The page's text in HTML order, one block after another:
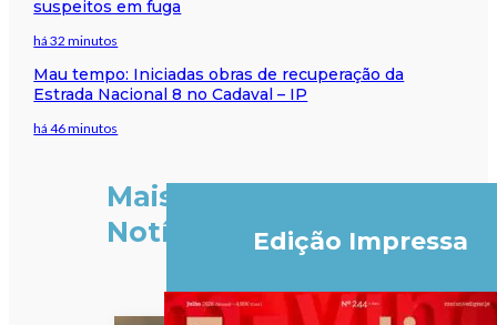
suspeitos em fuga
há 32 minutos
Mau tempo: Iniciadas obras de recuperação da
Estrada Nacional 8 no Cadaval – IP
há 46 minutos
Mais
Notícias
Edição Impressa